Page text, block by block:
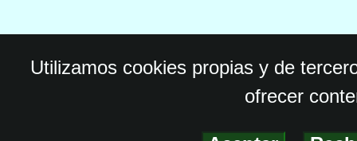
Utilizamos cookies propias y de
ofrecer